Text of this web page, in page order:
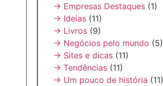
→ Empresas Destaques (1)
→ Ideias (11)
→ Livros (9)
→ Negócios pelo mundo (5)
→ Sites e dicas (11)
→ Tendências (11)
→ Um pouco de história (11)